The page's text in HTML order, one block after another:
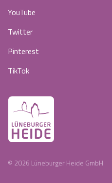
YouTube
Twitter
Pinterest
TikTok
© 2026 Lüneburger Heide GmbH